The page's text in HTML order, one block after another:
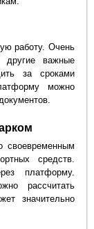
работу. Очень
другие важные
за сроками
можно
своевременным
средств.
платформу.
рассчитать
значительно